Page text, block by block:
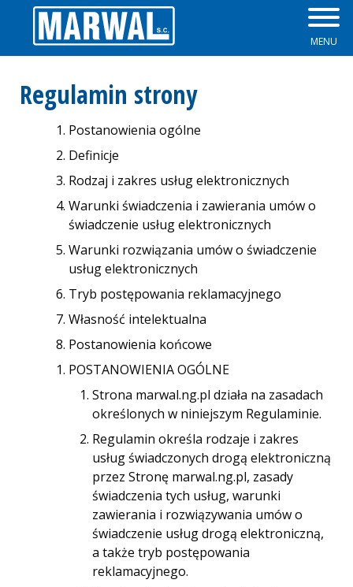
MENU
Regulamin strony
Postanowienia ogólne
Definicje
Rodzaj i zakres usług elektronicznych
Warunki świadczenia i zawierania umów o
świadczenie usług elektronicznych
Warunki rozwiązania umów o świadczenie
usług elektronicznych
Tryb postępowania reklamacyjnego
Własność intelektualna
Postanowienia końcowe
POSTANOWIENIA OGÓLNE
Strona marwal.ng.pl działa na zasadach
określonych w niniejszym Regulaminie.
Regulamin określa rodzaje i zakres
usług świadczonych drogą elektroniczną
przez Stronę marwal.ng.pl, zasady
świadczenia tych usług, warunki
zawierania i rozwiązywania umów o
świadczenie usług drogą elektroniczną,
a także tryb postępowania
reklamacyjnego.
Zapory przeciwpowodziowe
Okna
Parapety
Rolety zewnętrzne
Osłony okienne
Plisy
Żaluzje
Rolety Dzień Noc
Rolety rzymskie
Moskitiery
Skrzynki na listy
Bramy garażowe
Winda montażowa